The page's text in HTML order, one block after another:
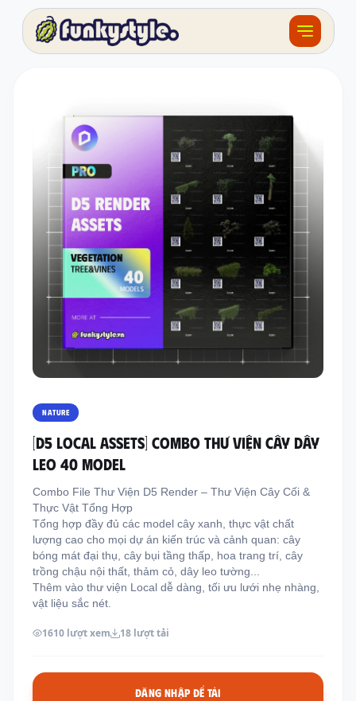
Khóa học
Tài nguyên
Giải thưởng
F.BLOG
Địa chỉ:
Email:funkystylemanage@gmail.com
Đăng nhập
Đăng ký
NATURE
[D5 LOCAL ASSETS] COMBO THƯ VIỆN CÂY DÂY
LEO 40 MODEL
Combo File Thư Viện D5 Render – Thư Viện Cây Cối &
Thực Vật Tổng Hợp
Tổng hợp đầy đủ các model cây xanh, thực vật chất
lượng cao cho mọi dự án kiến trúc và cảnh quan: cây
bóng mát đại thụ, cây bụi tầng thấp, hoa trang trí, cây
trồng chậu nội thất, thảm cỏ, dây leo tường...
Thêm vào thư viện Local dễ dàng, tối ưu lưới nhẹ nhàng,
vật liệu sắc nét.
1610 lượt xem 18 lượt tải
ĐĂNG NHẬP ĐỂ TẢI